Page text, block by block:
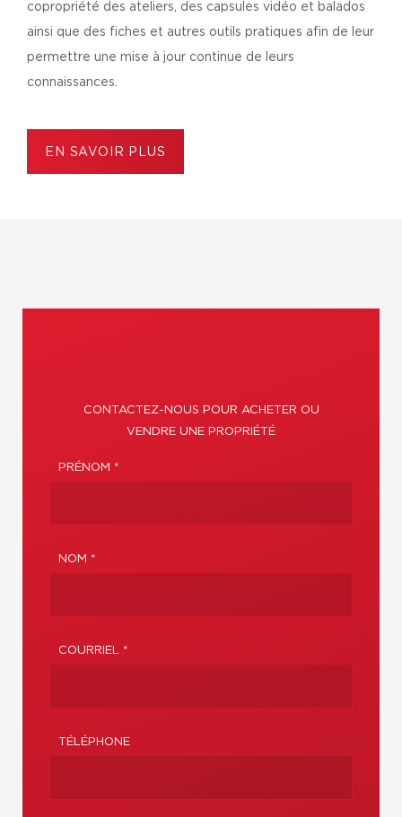
copropriété des ateliers, des capsules vidéo et balados
ainsi que des fiches et autres outils pratiques afin de leur
permettre une mise à jour continue de leurs
connaissances.
EN SAVOIR PLUS
CONTACTEZ-NOUS POUR ACHETER OU
VENDRE UNE PROPRIÉTÉ
PRÉNOM *
NOM *
COURRIEL *
TÉLÉPHONE